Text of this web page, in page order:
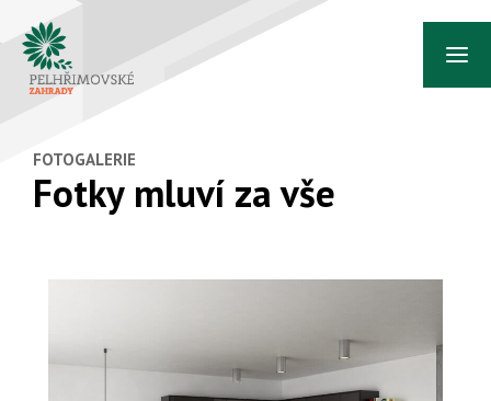
FOTOGALERIE
Fotky mluví za vše